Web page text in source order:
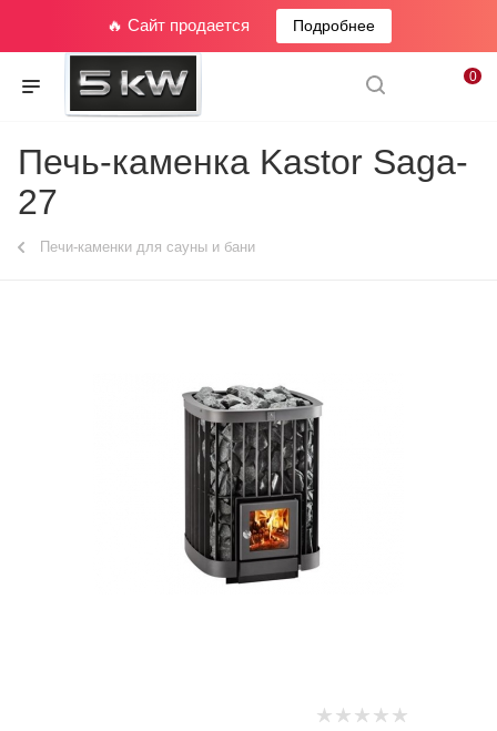
🔥 Сайт продается Подробнее
0
Печь-каменка Kastor Saga-
27
Печи-каменки для сауны и бани